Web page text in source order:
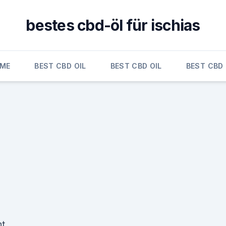
bestes cbd-öl für ischias
BEST CBD OIL BEST CBD OIL BEST CBD